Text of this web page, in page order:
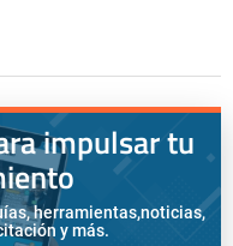
impulsar tu
herramientas,noticias,
y más.